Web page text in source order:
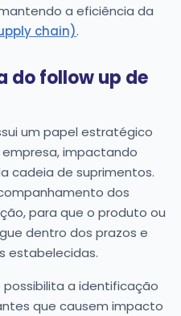
a eficiência da
chain).
do follow up de
um papel estratégico
impactando
cadeia de suprimentos.
dos
para que o produto ou
dentro dos prazos e
estabelecidas.
a identificação
que causem impacto